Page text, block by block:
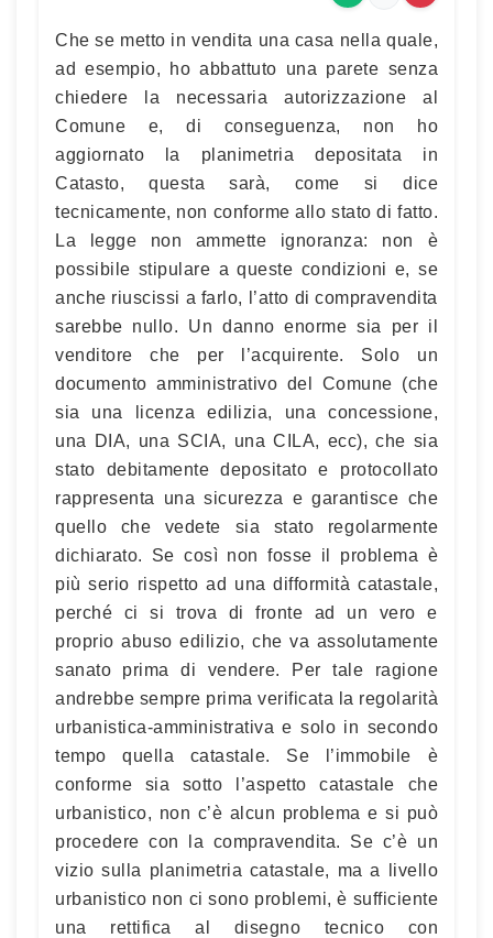
Che se metto in vendita una casa nella quale,
ad esempio, ho abbattuto una parete senza
chiedere la necessaria autorizzazione al
Comune e, di conseguenza, non ho
aggiornato la planimetria depositata in
Catasto, questa sarà, come si dice
tecnicamente, non conforme allo stato di fatto.
La legge non ammette ignoranza: non è
possibile stipulare a queste condizioni e, se
anche riuscissi a farlo, l’atto di compravendita
sarebbe nullo. Un danno enorme sia per il
venditore che per l’acquirente. Solo un
documento amministrativo del Comune (che
sia una licenza edilizia, una concessione,
una DIA, una SCIA, una CILA, ecc), che sia
stato debitamente depositato e protocollato
rappresenta una sicurezza e garantisce che
quello che vedete sia stato regolarmente
dichiarato. Se così non fosse il problema è
più serio rispetto ad una difformità catastale,
perché ci si trova di fronte ad un vero e
proprio abuso edilizio, che va assolutamente
sanato prima di vendere. Per tale ragione
andrebbe sempre prima verificata la regolarità
urbanistica-amministrativa e solo in secondo
tempo quella catastale. Se l’immobile è
conforme sia sotto l’aspetto catastale che
urbanistico, non c’è alcun problema e si può
procedere con la compravendita. Se c’è un
vizio sulla planimetria catastale, ma a livello
urbanistico non ci sono problemi, è sufficiente
una rettifica al disegno tecnico con